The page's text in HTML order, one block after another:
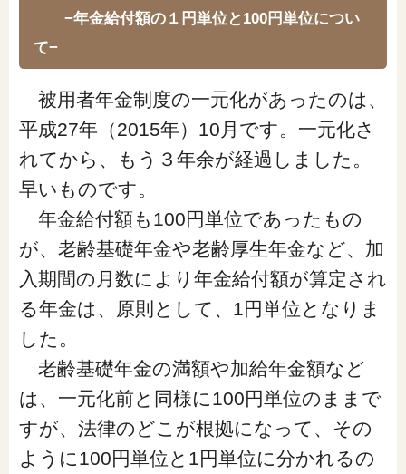
「家計」に関する記事
「暮らし」に関する記事
くらしすとについて
協会事業案内
プライバシーポリシー（個人情報保護方針）
サイトマップ
閉じる
−年金給付額の１円単位と100円単位につい
て−
被用者年金制度の一元化があったのは、
平成27年（2015年）10月です。一元化さ
れてから、もう３年余が経過しました。
早いものです。
年金給付額も100円単位であったもの
が、老齢基礎年金や老齢厚生年金など、加
入期間の月数により年金給付額が算定され
る年金は、原則として、1円単位となりま
した。
老齢基礎年金の満額や加給年金額など
は、一元化前と同様に100円単位のままで
すが、法律のどこが根拠になって、その
ように100円単位と1円単位に分かれるの